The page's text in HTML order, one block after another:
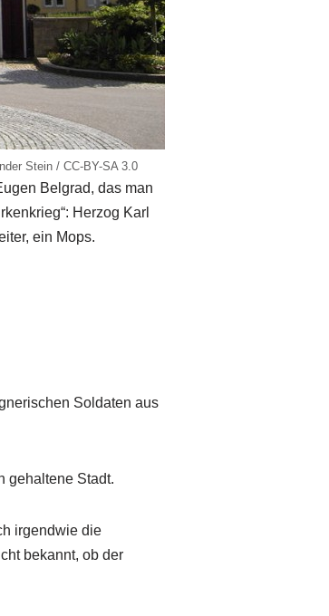
Stein / CC-BY-SA 3.0
Belgrad, das man
Herzog Karl
ein Mops.
Soldaten aus
gehaltene Stadt.
irgendwie die
bekannt, ob der